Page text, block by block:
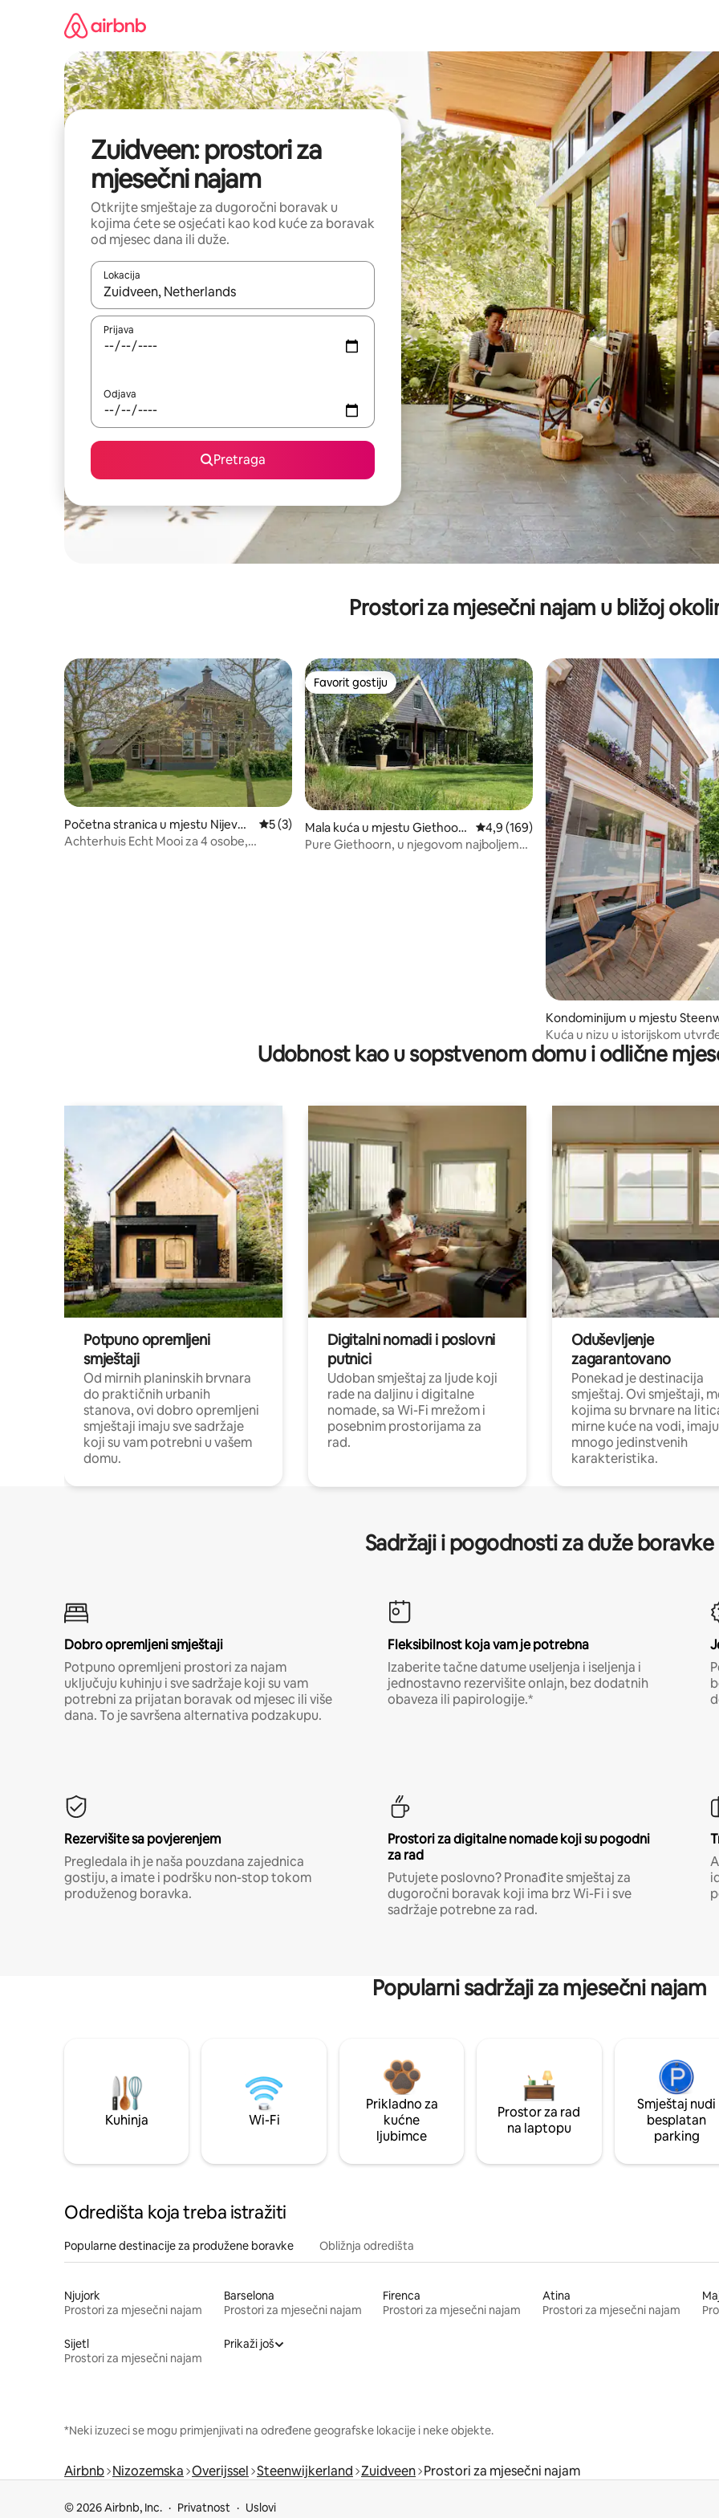
Zuidveen: prostori za
mjesečni najam
Otkrijte smještaje za dugoročni boravak u
kojima ćete se osjećati kao kod kuće za boravak
od mjesec dana ili duže.
Lokacija
Kad su rezultati dostupni, možete da se krećete kroz njih pomoću strelica nagore i nadolje, kao i da ih istražujte dodirom
Prijava
Odjava
Pretraga
Prostori za mjesečni najam u bližoj
Početna stranica u mjestu Nijevee
n
prosječna ocjena 5 od 5, recenzija: 3
5 (3)
Achterhuis Echt Mooi za 4 osobe,
Favorit gostiju
Favorit gostiju
Mala kuća u mjestu Giethoor
n
prosječna ocjena 4,9 od 5, recenzija: 169
4,9 (169)
Pure Giethoorn, u njegovom najboljem
Kondominijum u mjestu
Kuća u nizu u istorijskom
gradu Stenvik
Udobnost kao u sopstvenom domu i odlične
Potpuno opremljeni
smještaji
Od mirnih planinskih brvnara
do praktičnih urbanih
stanova, ovi dobro opremljeni
smještaji imaju sve sadržaje
koji su vam potrebni u vašem
domu.
Digitalni nomadi i poslovni
putnici
Udoban smještaj za ljude koji
rade na daljinu i digitalne
nomade, sa Wi-Fi mrežom i
posebnim prostorijama za
rad.
Oduševljenje
zagarantovano
Ponekad je destinacija
smještaj. Ovi smještaji,
kojima su brvnare na
mirne kuće na vodi, imaju
mnogo jedinstvenih
karakteristika.
Sadržaji i pogodnosti za duže boravke
Dobro opremljeni smještaji
Potpuno opremljeni prostori za najam
uključuju kuhinju i sve sadržaje koji su vam
potrebni za prijatan boravak od mjesec ili više
dana. To je savršena alternativa podzakupu.
Fleksibilnost koja vam je potrebna
Izaberite tačne datume useljenja i iseljenja i
jednostavno rezervišite onlajn, bez dodatnih
obaveza ili papirologije.*
Rezervišite sa povjerenjem
Pregledala ih je naša pouzdana zajednica
gostiju, a imate i podršku non-stop tokom
produženog boravka.
Prostori za digitalne nomade koji su pogodni
za rad
Putujete poslovno? Pronađite smještaj za
dugoročni boravak koji ima brz Wi-Fi i sve
sadržaje potrebne za rad.
Popularni sadržaji za mjesečni najam
Kuhinja Wi-Fi
Prikladno za
kućne
ljubimce
Prostor za rad
na laptopu
Smještaj nudi
besplatan
parking
Odredišta koja treba istražiti
Popularne destinacije za produžene boravke Obližnja odredišta
Njujork
Prostori za mjesečni najam
Barselona
Prostori za mjesečni najam
Firenca
Prostori za mjesečni najam
Atina
Prostori za mjesečni najam
Sijetl
Prostori za mjesečni najam
Prikaži još
*Neki izuzeci se mogu primjenjivati na određene geografske lokacije i neke objekte.
Airbnb Nizozemska Overijssel Steenwijkerland Zuidveen Prostori za mjesečni najam
© 2026 Airbnb, Inc. Privatnost Uslovi